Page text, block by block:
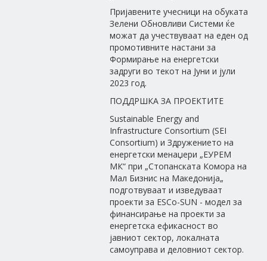
Пријавените учесници на обуката
Зелени Обновливи Системи ќе
можат да учествуваат на еден од
промотивните настани за
Формирање на енергетски
задруги во текот на Јуни и јули
2023 год.
ПОДДРШКА ЗА ПРОЕКТИТЕ
Sustainable Energy and
Infrastructure Consortium (SEI
Consortium) и Здружението на
енергетски менаџери „ЕУРЕМ
МК“ при „Стопанската Комора на
Мал Бизнис на Македонија„
подготвуваат и изведуваат
проекти за ESCо-SUN - модел за
финансирање на проекти за
енергетска ефикасност во
јавниот сектор, локалната
самоуправа и деловниот сектор.